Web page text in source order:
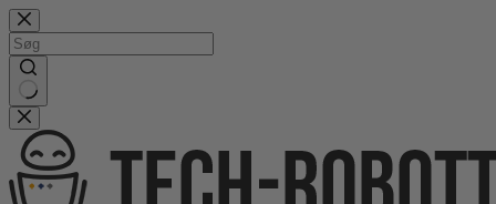
Gå
videre
til
indhold
No
results